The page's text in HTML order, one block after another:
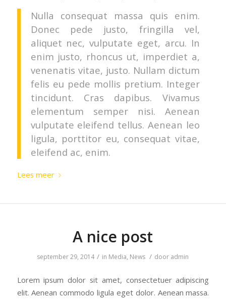
Nulla consequat massa quis enim.
Donec pede justo, fringilla vel,
aliquet nec, vulputate eget, arcu. In
enim justo, rhoncus ut, imperdiet a,
venenatis vitae, justo. Nullam dictum
felis eu pede mollis pretium. Integer
tincidunt. Cras dapibus. Vivamus
elementum semper nisi. Aenean
vulputate eleifend tellus. Aenean leo
ligula, porttitor eu, consequat vitae,
eleifend ac, enim.
Lees meer
A nice post
september 29, 2014 / in Media, News / door admin
Lorem ipsum dolor sit amet, consectetuer adipiscing
elit. Aenean commodo ligula eget dolor. Aenean massa.